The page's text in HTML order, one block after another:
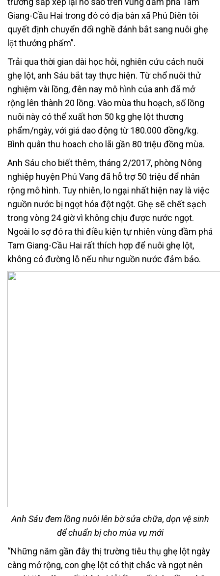
Giang-Cầu Hai trong đó có địa bàn xã Phú Diên tôi
quyết định chuyển đổi nghề đánh bắt sang nuôi ghẹ
lột thưởng phẩm”.
Trải qua thời gian dài học hỏi, nghiên cứu cách nuôi
ghẹ lột, anh Sáu bắt tay thực hiện. Từ chổ nuôi thử
nghiệm vài lồng, đên nay mô hình của anh đã mở
rộng lên thành 20 lồng. Vào mùa thu hoạch, số lồng
nuôi này có thể xuất hơn 50 kg ghẹ lột thương
phẩm/ngày, với giá dao động từ 180.000 đồng/kg.
Bình quân thu hoach cho lãi gần 80 triệu đồng mùa.
Anh Sáu cho biết thêm, tháng 2/2017, phòng Nông
nghiệp huyện Phú Vang đã hỗ trợ 50 triệu để nhân
rộng mô hình. Tuy nhiên, lo ngại nhất hiện nay là việc
nguồn nước bị ngọt hóa đột ngột. Ghẹ sẽ chết sạch
trong vòng 24 giờ vì không chịu được nước ngọt.
Ngoài lo sợ đó ra thì điều kiện tự nhiên vùng đầm phá
Tam Giang-Cầu Hai rất thích hợp để nuôi ghẹ lột,
không có đường lỗ nếu như nguồn nước đảm bảo.
Anh Sáu đem lồng nuôi lên bờ sửa chữa, dọn vệ sinh
để chuẩn bị cho mùa vụ mới
“Những năm gần đây thị trường tiêu thụ ghẹ lột ngày
càng mở rộng, con ghẹ lột có thịt chắc và ngọt nên